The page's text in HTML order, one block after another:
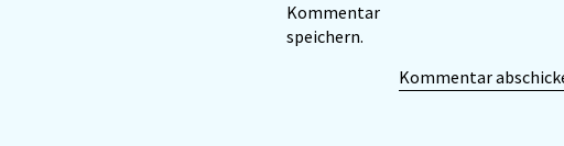
Kommentar
speichern.